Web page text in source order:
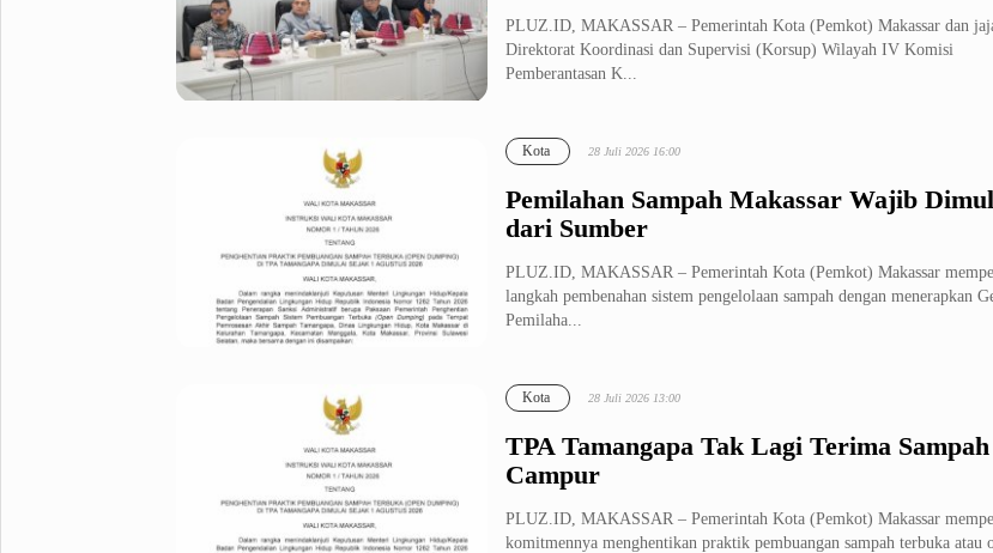
PLUZ.ID, MAKASSAR – Pemerintah Kota (Pemkot) Makassar dan
Direktorat Koordinasi dan Supervisi (Korsup) Wilayah IV Komisi
Pemberantasan K...
Pemilahan Sampah Makassar Wajib
dari Sumber
Kota 28 Juli 2026 16:00
PLUZ.ID, MAKASSAR – Pemerintah Kota (Pemkot) Makassar
langkah pembenahan sistem pengelolaan sampah dengan menerapkan
Pemilaha...
TPA Tamangapa Tak Lagi Terima Sampah
Campur
Kota 28 Juli 2026 13:00
PLUZ.ID, MAKASSAR – Pemerintah Kota (Pemkot) Makassar
komitmennya menghentikan praktik pembuangan sampah terbuka atau